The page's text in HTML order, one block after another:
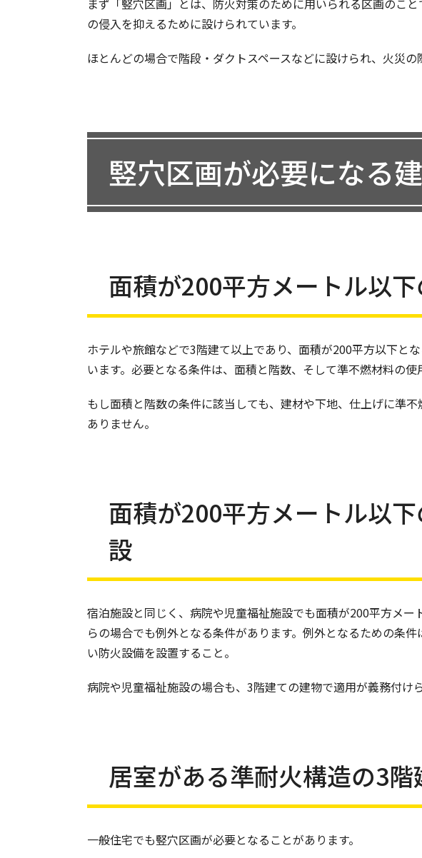
まず「竪穴区画」とは、防火対策のために用いられる区画のこ
の侵入を抑えるために設けられています。
ほとんどの場合で階段・ダクトスペースなどに設けられ、火災
竪穴区画が必要になる
面積が200平方メートル以
ホテルや旅館などで3階建て以上であり、面積が200平方以下と
います。必要となる条件は、面積と階数、そして準不燃材料の使
もし面積と階数の条件に該当しても、建材や下地、仕上げに準
ありません。
面積が200平方メートル以
設
宿泊施設と同じく、病院や児童福祉施設でも面積が200平方メ
らの場合でも例外となる条件があります。例外となるための条
い防火設備を設置すること。
病院や児童福祉施設の場合も、3階建ての建物で適用が義務付けら
居室がある準耐火構造の3
一般住宅でも竪穴区画が必要となることがあります。